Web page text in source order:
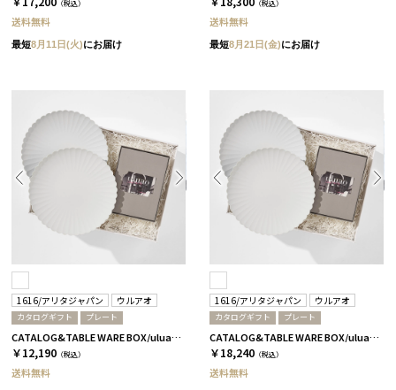
（税込）
送料無料
最短8月11日(火)にお届け
（税込）
送料無料
最短8月21日(金)にお届け
1616/アリタジャパン ウルアオ
カタログギフト プレート
CATALOG&TABLE WARE BOX/uluao/パレスプレート220 2枚セット/全5種 フロレンツィア
￥12,190 （税込）
送料無料
1616/アリタジャパン ウルアオ
カタログギフト プレート
CATALOG&TABLE WARE BOX/uluao/パレスプレート220 2枚セット/全5種 ザグーアン
￥18,240 （税込）
送料無料